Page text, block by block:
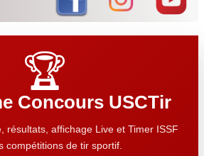
🏆
Concours USCTir
résultats, affichage Live et Timer ISSF
compétitions de tir sportif.